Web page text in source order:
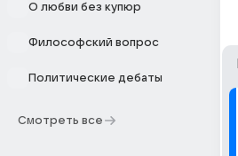
О любви без купюр
Философский вопрос
Политические дебаты
Смотреть все